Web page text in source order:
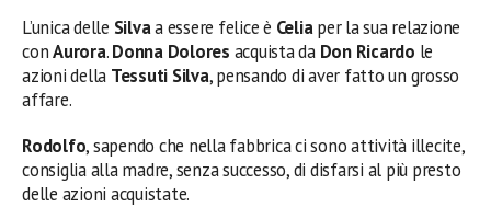
L’unica delle Silvaa essere felice è Celiaper la sua relazione
conAurora.Donna Dolores acquista da Don Ricardo le
azioni della Tessuti Silva, pensando di aver fatto un grosso
affare.
Rodolfo, sapendo che nella fabbrica ci sono attività illecite,
consiglia alla madre, senza successo, di disfarsi al più presto
delle azioni acquistate.